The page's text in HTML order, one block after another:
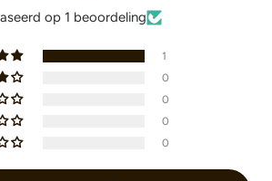
op 1 beoordeling
1
0
0
0
0